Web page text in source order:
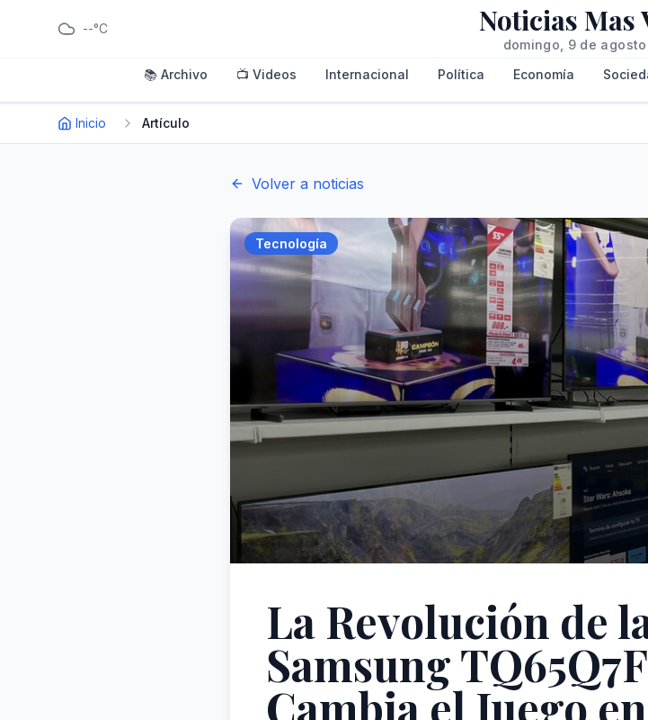
--°C Noticias Mas
domingo, 9 de
📚 Archivo 📺 Videos Internacional Política Economía
Inicio Artículo
Volver a noticias
Tecnología
La Revolución de
Samsung
Cambia el Juego